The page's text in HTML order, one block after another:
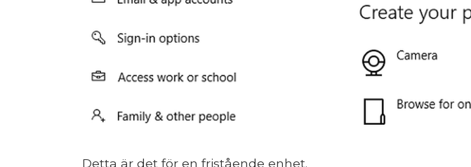
Detta är det för en fristående enhet.